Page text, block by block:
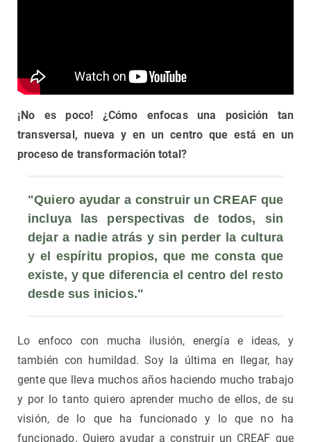
¡No es poco! ¿Cómo enfocas una posición tan
transversal, nueva y en un centro que está en un
proceso de transformación total?
"Quiero ayudar a construir un CREAF que
incluya las perspectivas de todos, sin
dejar a nadie atrás y sin perder la cultura
y el espíritu propios, que me consta que
existe, y que diferencia el centro del resto
desde sus inicios."
Lo enfoco con mucha ilusión, energía e ideas, y
también con humildad. Soy la última en llegar, hay
gente que lleva muchos años haciendo mucho trabajo
y por lo tanto quiero aprender mucho de ellos, de su
visión, de lo que ha funcionado y lo que no ha
funcionado. Quiero ayudar a construir un CREAF que